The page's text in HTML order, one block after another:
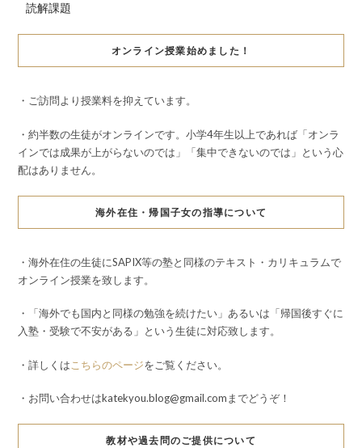
読解課題
オンライン授業始めました！
・ご訪問より授業料を抑えています。
・約半数の生徒がオンラインです。小学4年生以上であれば「オンラ
インでは成果が上がらないのでは」「集中できないのでは」という心
配はありません。
海外在住・帰国子女の指導について
・海外在住の生徒にSAPIX等の塾と同様のテキスト・カリキュラムで
オンライン授業を致します。
・「海外でも国内と同様の勉強を続けたい」あるいは「帰国後すぐに
入塾・受験で不安がある」という生徒に対応致します。
・詳しくは こちらのページをご覧ください。
・お問い合わせはkatekyou.blog@gmail.comまでどうぞ！
教材や過去問のご提供について